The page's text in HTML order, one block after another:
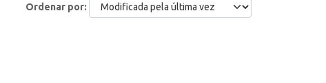
Ordenar por